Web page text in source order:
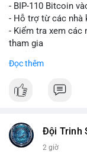
Lời khuyên: Nhà
động thanh khoản
cảm xúc, hãy chờ
điều chỉnh vị thế.
#556btc #36trusd
- BIP-110 Bitcoin
- Hỗ trợ từ các nhà
- Kiểm tra xem các
tham gia
📰 Nguồn:
Đọc thêm
Đội Trinh
2 giờ